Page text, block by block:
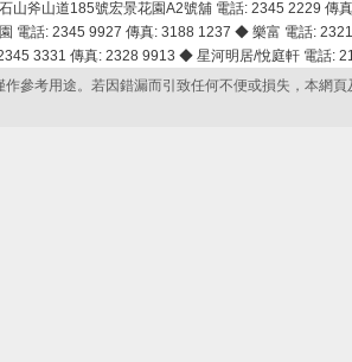
山斧山道185號宏景花園A2號舖 電話: 2345 2229
電話: 2345 9927 傳真: 3188 1237 ◆ 樂富 電話:
3331 傳真: 2328 9913 ◆ 星河明居/悅庭軒 電話
參考用途。若因錯漏而引致任何不便或損失，本網